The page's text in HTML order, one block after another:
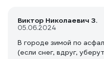
Виктор Николаевич З.
05.06.2024
В городе зимой по
(если снег, вдруг,